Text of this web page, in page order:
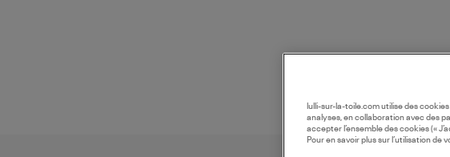
lulli-sur-la-toile.com utilise des
analyses, en collaboration avec des
accepter l’ensemble des cookies («
Pour en savoir plus sur l’utilisation de